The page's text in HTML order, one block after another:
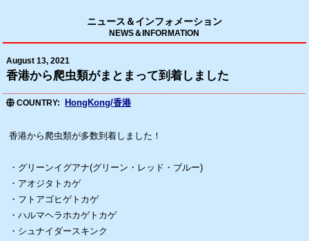
ニュース＆インフォメーション
NEWS＆INFORMATION
August 13, 2021
香港から爬虫類がまとまって到着しました
COUNTRY HongKong/香港
香港から爬虫類が多数到着しました！
・グリーンイグアナ(グリーン・レッド・ブルー)
・アオジタトカゲ
・フトアゴヒゲトカゲ
・ハルマヘラホカゲトカゲ
・シュナイダースキンク